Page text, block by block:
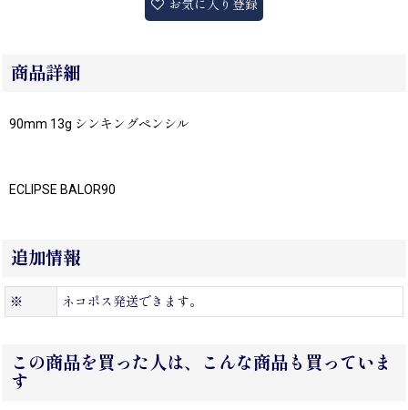
お気に入り登録
商品詳細
90mm 13g シンキングペンシル
ECLIPSE BALOR90
追加情報
※ ネコポス発送できます。
この商品を買った人は、こんな商品も買っていま
す